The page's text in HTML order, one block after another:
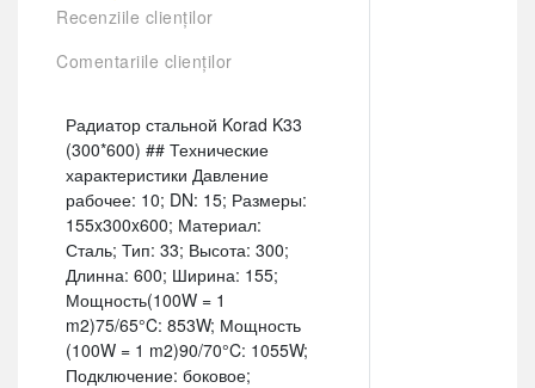
Recenziile clienților
Comentariile clienților
Радиатор стальной Korad K33
(300*600) ## Технические
характеристики Давление
рабочее: 10; DN: 15; Размеры:
155x300x600; Материал:
Сталь; Тип: 33; Высота: 300;
Длинна: 600; Ширина: 155;
Мощность(100W = 1
m2)75/65°C: 853W; Мощность
(100W = 1 m2)90/70°C: 1055W;
Подключение: боковое;